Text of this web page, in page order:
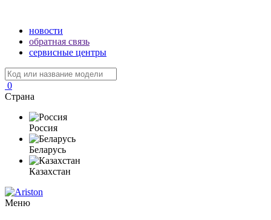
новости
обратная связь
сервисные центры
0
Страна
Россия
Беларусь
Казахстан
Меню